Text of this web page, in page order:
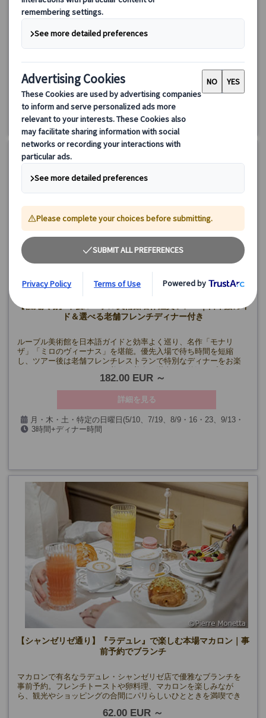
ベルサイユ宮殿を優先入場でスムーズに観光！日本語ガイドの詳
しい解説とイヤホンガイドで、王室礼拝堂や鏡の間など必見スポ
なディナーをお楽しみください！
詳細を見る
水・金曜日(レストラン貸切日、5/1・8、12/25、1/1を除く)
4時間+ディナー時間
【優先入場】午後ルーブル美術館名作鑑賞ツアー｜日本語ガイ
ド＆選べる老舗フレンチディナー付き
ルーブル美術館を日本語ガイドと効率よく巡り、名作「モナリ
ザ」「ミロのヴィーナス」を堪能。優先入場で待ち時間を短縮
し、ツアー後は老舗フレンチレストランで特別なディナーをお楽
182.00 EUR
詳細を見る
月・木・土・特定の日曜日(5/10、7/19、8/9・16・23、9/13・
27、2-3月限定)
3時間+ディナー時間
【シャンゼリゼ通り】『ラデュレ』で楽しむ本場マカロン｜事
前予約でブランチ
マカロンで有名なラデュレ・シャンゼリゼ店で優雅なブランチを
事前予約。フレンチトーストや卵料理、マカロンを楽しみなが
ら、観光やショッピングの合間にパリらしいひとときを満喫でき
62.00 EUR